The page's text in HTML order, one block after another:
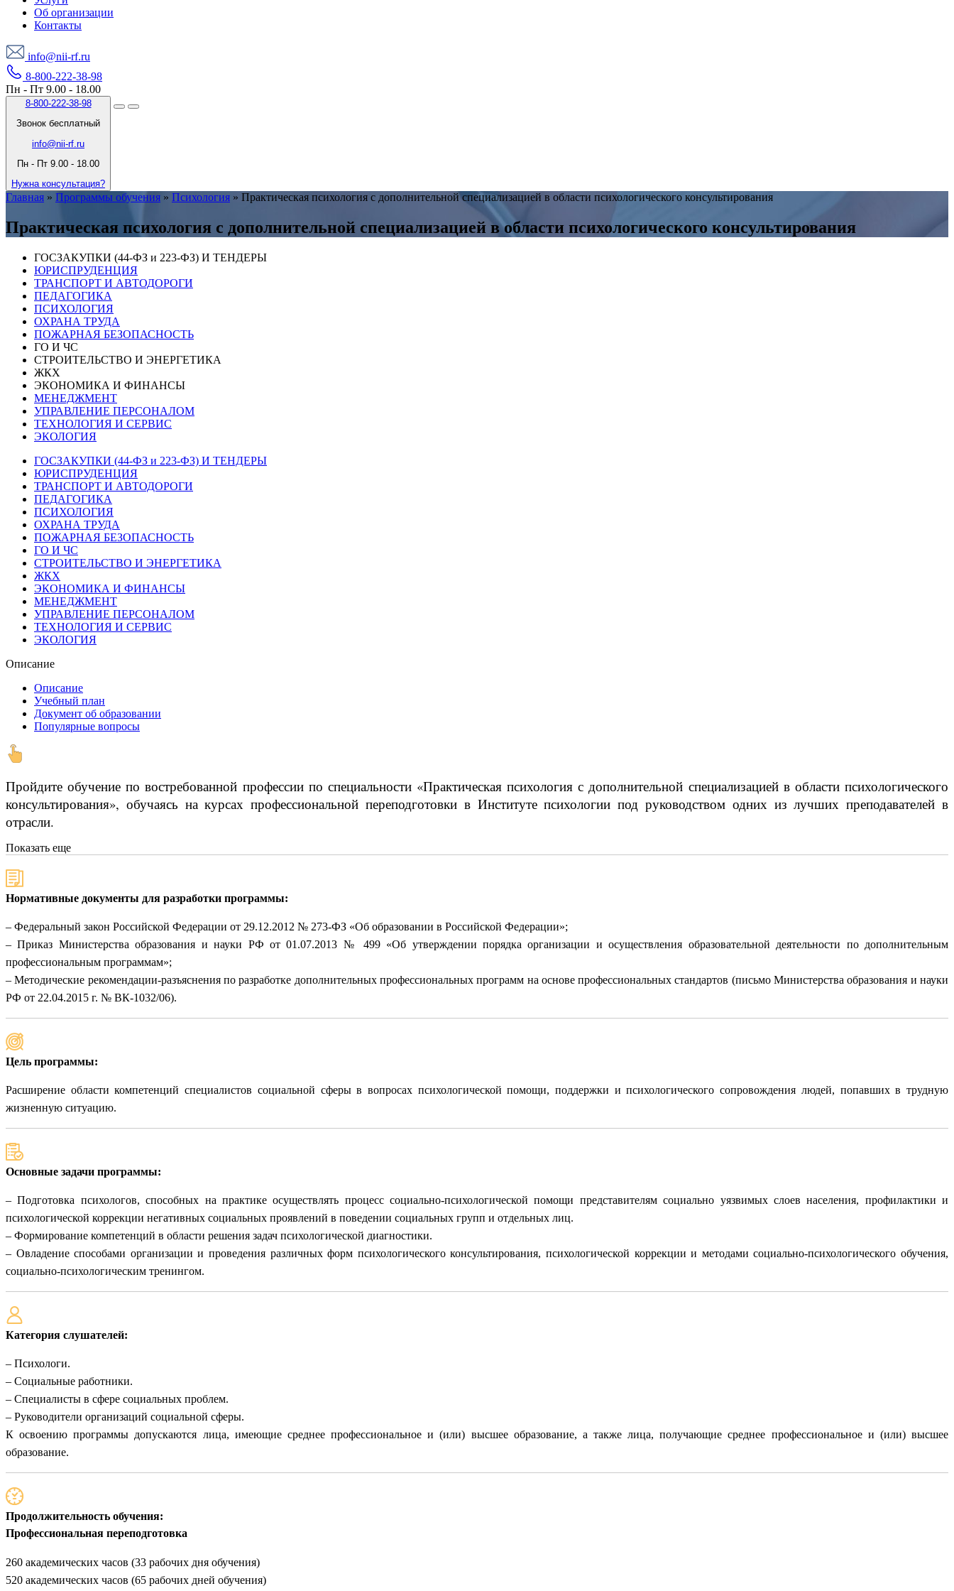
Об организации
Контакты
info@nii-rf.ru
8-800-222-38-98
Пн - Пт 9.00 - 18.00
8-800-222-38-98
Звонок бесплатный
info@nii-rf.ru
Пн - Пт 9.00 - 18.00
Нужна консультация?
Главная » Программы обучения » Психология » Практическая психология с дополнительной специализацией в области психологического консультирования
Практическая психология с дополнительной специализацией в области психологического консультирования
ГОСЗАКУПКИ (44-ФЗ и 223-ФЗ) И ТЕНДЕРЫ
ЮРИСПРУДЕНЦИЯ
ТРАНСПОРТ И АВТОДОРОГИ
ПЕДАГОГИКА
ПСИХОЛОГИЯ
ОХРАНА ТРУДА
ПОЖАРНАЯ БЕЗОПАСНОСТЬ
ГО И ЧС
СТРОИТЕЛЬСТВО И ЭНЕРГЕТИКА
ЖКХ
ЭКОНОМИКА И ФИНАНСЫ
МЕНЕДЖМЕНТ
УПРАВЛЕНИЕ ПЕРСОНАЛОМ
ТЕХНОЛОГИЯ И СЕРВИС
ЭКОЛОГИЯ
ГОСЗАКУПКИ (44-ФЗ и 223-ФЗ) И ТЕНДЕРЫ
ЮРИСПРУДЕНЦИЯ
ТРАНСПОРТ И АВТОДОРОГИ
ПЕДАГОГИКА
ПСИХОЛОГИЯ
ОХРАНА ТРУДА
ПОЖАРНАЯ БЕЗОПАСНОСТЬ
ГО И ЧС
СТРОИТЕЛЬСТВО И ЭНЕРГЕТИКА
ЖКХ
ЭКОНОМИКА И ФИНАНСЫ
МЕНЕДЖМЕНТ
УПРАВЛЕНИЕ ПЕРСОНАЛОМ
ТЕХНОЛОГИЯ И СЕРВИС
ЭКОЛОГИЯ
Описание
Описание
Учебный план
Документ об образовании
Популярные вопросы
Пройдите обучение по востребованной профессии по специальности «Практическая психология с дополнительной специализацией в области психологического
консультирования», обучаясь на курсах профессиональной переподготовки в Институте психологии под руководством одних из лучших преподавателей в
отрасли.
Показать еще
Нормативные документы для разработки программы:
– Федеральный закон Российской Федерации от 29.12.2012 № 273-ФЗ «Об образовании в Российской Федерации»;
– Приказ Министерства образования и науки РФ от 01.07.2013 № 499 «Об утверждении порядка организации и осуществления образовательной деятельности по дополнительным
профессиональным программам»;
– Методические рекомендации-разъяснения по разработке дополнительных профессиональных программ на основе профессиональных стандартов (письмо Министерства образования и науки
РФ от 22.04.2015 г. № ВК-1032/06).
Цель программы:
Расширение области компетенций специалистов социальной сферы в вопросах психологической помощи, поддержки и психологического сопровождения людей, попавших в трудную
жизненную ситуацию.
Основные задачи программы:
– Подготовка психологов, способных на практике осуществлять процесс социально-психологической помощи представителям социально уязвимых слоев населения, профилактики и
психологической коррекции негативных социальных проявлений в поведении социальных групп и отдельных лиц.
– Формирование компетенций в области решения задач психологической диагностики.
– Овладение способами организации и проведения различных форм психологического консультирования, психологической коррекции и методами социально-психологического обучения,
социально-психологическим тренингом.
Категория слушателей:
– Психологи.
– Социальные работники.
– Специалисты в сфере социальных проблем.
– Руководители организаций социальной сферы.
К освоению программы допускаются лица, имеющие среднее профессиональное и (или) высшее образование, а также лица, получающие среднее профессиональное и (или) высшее
образование.
Продолжительность обучения:
Профессиональная переподготовка
260 академических часов (33 рабочих дня обучения)
520 академических часов (65 рабочих дней обучения)